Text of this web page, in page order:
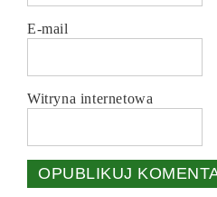
E-mail
Witryna internetowa